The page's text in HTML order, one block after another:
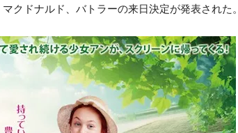
クドナルド、バトラーの来日決定が発表された。